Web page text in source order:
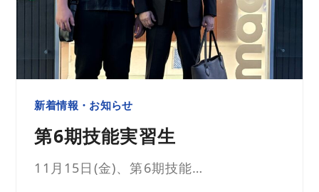
新着情報・お知らせ
第6期技能実習生
11月15日(金)、第6期技能…